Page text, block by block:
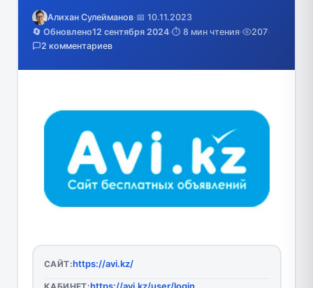
Алихан Сулейманов·📅 10.11.2023
🔄 Обновлено12 сентября 2024·⏱️ 8 мин чтения· 207·
2 комментариев
САЙТ:https://avi.kz/